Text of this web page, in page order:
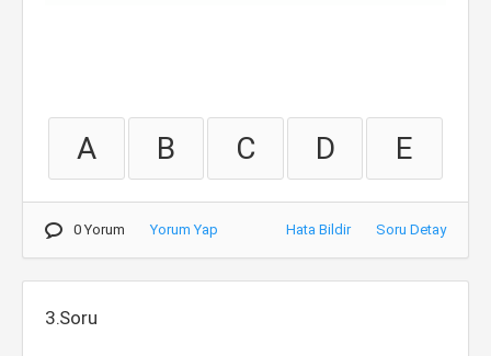
A B C D E
0 Yorum Yorum Yap Hata Bildir Soru Detay
3.Soru